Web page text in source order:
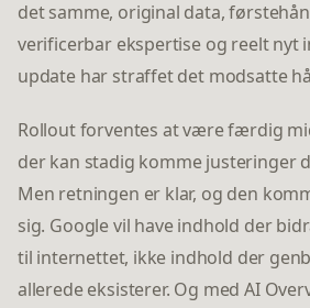
det samme, original data,
verificerbar ekspertise og reelt nyt
update har straffet det modsatte
Rollout forventes at være færdig
der kan stadig komme justeringer
Men retningen er klar, og den
sig. Google vil have indhold der
til internettet, ikke indhold der
allerede eksisterer. Og med AI